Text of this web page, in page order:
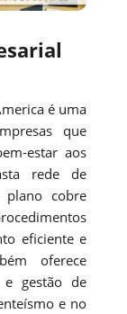
é uma
que
estar aos
rede de
plano cobre
eficiente e
oferece
e gestão de
e no